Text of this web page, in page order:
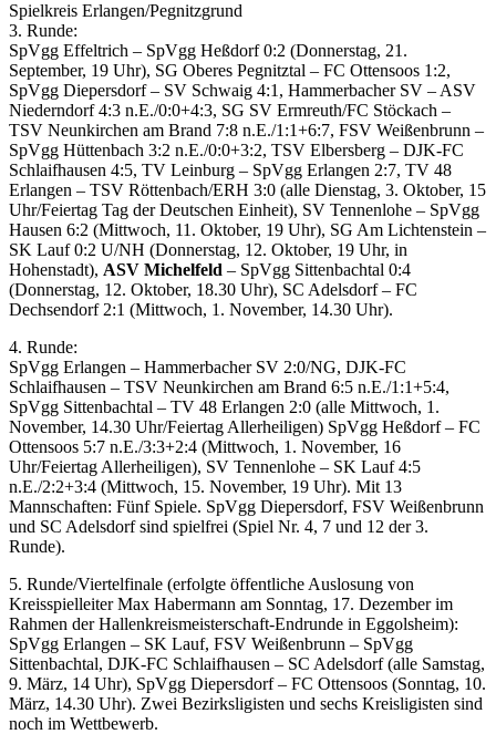
Spielkreis Erlangen/Pegnitzgrund
3. Runde:
SpVgg Effeltrich – SpVgg Heßdorf 0:2 (Donnerstag, 21.
September, 19 Uhr), SG Oberes Pegnitztal – FC Ottensoos 1:2,
SpVgg Diepersdorf – SV Schwaig 4:1, Hammerbacher SV – ASV
Niederndorf 4:3 n.E./0:0+4:3, SG SV Ermreuth/FC Stöckach –
TSV Neunkirchen am Brand 7:8 n.E./1:1+6:7, FSV Weißenbrunn –
SpVgg Hüttenbach 3:2 n.E./0:0+3:2, TSV Elbersberg – DJK-FC
Schlaifhausen 4:5, TV Leinburg – SpVgg Erlangen 2:7, TV 48
Erlangen – TSV Röttenbach/ERH 3:0 (alle Dienstag, 3. Oktober, 15
Uhr/Feiertag Tag der Deutschen Einheit), SV Tennenlohe – SpVgg
Hausen 6:2 (Mittwoch, 11. Oktober, 19 Uhr), SG Am Lichtenstein –
SK Lauf 0:2 U/NH (Donnerstag, 12. Oktober, 19 Uhr, in
Hohenstadt), ASV Michelfeld – SpVgg Sittenbachtal 0:4
(Donnerstag, 12. Oktober, 18.30 Uhr), SC Adelsdorf – FC
Dechsendorf 2:1 (Mittwoch, 1. November, 14.30 Uhr).
4. Runde:
SpVgg Erlangen – Hammerbacher SV 2:0/NG, DJK-FC
Schlaifhausen – TSV Neunkirchen am Brand 6:5 n.E./1:1+5:4,
SpVgg Sittenbachtal – TV 48 Erlangen 2:0 (alle Mittwoch, 1.
November, 14.30 Uhr/Feiertag Allerheiligen) SpVgg Heßdorf – FC
Ottensoos 5:7 n.E./3:3+2:4 (Mittwoch, 1. November, 16
Uhr/Feiertag Allerheiligen), SV Tennenlohe – SK Lauf 4:5
n.E./2:2+3:4 (Mittwoch, 15. November, 19 Uhr). Mit 13
Mannschaften: Fünf Spiele. SpVgg Diepersdorf, FSV Weißenbrunn
und SC Adelsdorf sind spielfrei (Spiel Nr. 4, 7 und 12 der 3.
Runde).
5. Runde/Viertelfinale (erfolgte öffentliche Auslosung von
Kreisspielleiter Max Habermann am Sonntag, 17. Dezember im
Rahmen der Hallenkreismeisterschaft-Endrunde in Eggolsheim):
SpVgg Erlangen – SK Lauf, FSV Weißenbrunn – SpVgg
Sittenbachtal, DJK-FC Schlaifhausen – SC Adelsdorf (alle Samstag,
9. März, 14 Uhr), SpVgg Diepersdorf – FC Ottensoos (Sonntag, 10.
März, 14.30 Uhr). Zwei Bezirksligisten und sechs Kreisligisten sind
noch im Wettbewerb.